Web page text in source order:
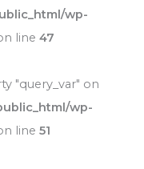
wp-
line 47
"query_var" on
wp-
line 51